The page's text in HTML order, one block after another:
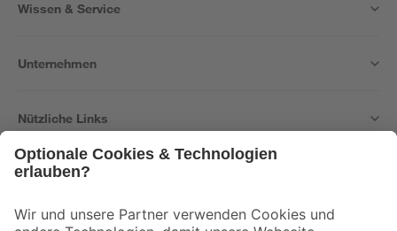
Wissen & Service
Unternehmen
Nützliche Links
Der toom Newsletter: Keine Angebote und Aktionen mehr verpassen!